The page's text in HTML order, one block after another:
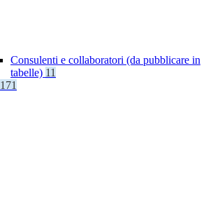
Consulenti e collaboratori (da pubblicare in
tabelle) 11
171